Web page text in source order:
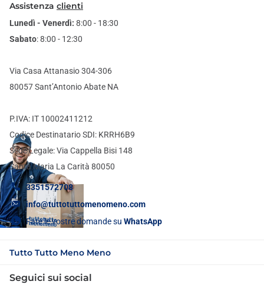
Assistenza clienti
Lunedì - Venerdì: 8:00 - 18:30
Sabato: 8:00 - 12:30
Via Casa Attanasio 304-306
80057 Sant’Antonio Abate NA
P.IVA: IT 10002411212
Codice Destinatario SDI: KRRH6B9
Sede Legale: Via Cappella Bisi 148
Santa Maria La Carità 80050
3351572708
info@tuttotuttomenomeno.com
Fate le vostre domande su WhatsApp
Tutto Tutto Meno Meno
Seguici sui social